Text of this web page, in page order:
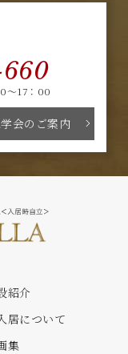
～17：00
会のご案内
紹介
居について
集